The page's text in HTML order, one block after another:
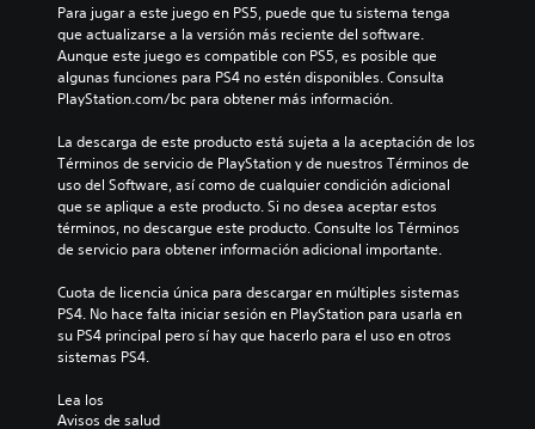
Para jugar a este juego en PS5, puede que tu sistema tenga
que actualizarse a la versión más reciente del software.
Aunque este juego es compatible con PS5, es posible que
algunas funciones para PS4 no estén disponibles. Consulta
PlayStation.com/bc para obtener más información.
La descarga de este producto está sujeta a la aceptación de los
Términos de servicio de PlayStation y de nuestros Términos de
uso del Software, así como de cualquier condición adicional
que se aplique a este producto. Si no desea aceptar estos
términos, no descargue este producto. Consulte los Términos
de servicio para obtener información adicional importante.
Cuota de licencia única para descargar en múltiples sistemas
PS4. No hace falta iniciar sesión en PlayStation para usarla en
su PS4 principal pero sí hay que hacerlo para el uso en otros
sistemas PS4.
Lea los
Avisos de salud